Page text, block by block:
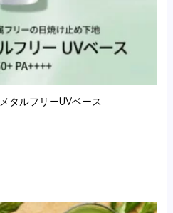
タルフリーUVベース